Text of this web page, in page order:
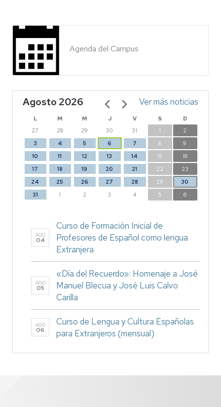
Agenda del Campus
Agosto 2026
L M M J V S
D
27
28 29 30 31 1
2
3
4 5 6 7 8
9
10
11 12 13 14 15
16
17
18 19 20 21 22
23
24
25 26 27 28 29
30
31
1 2 3 4 5 6
Paginación Ver más noticias
AGO
04
Curso de Formación Inicial de
Profesores de Español como lengua
Extranjera
AGO
05
«Día del Recuerdo»: Homenaje a José
Manuel Blecua y José Luis Calvo
Carilla
AGO
06
Curso de Lengua y Cultura Españolas
para Extranjeros (mensual)